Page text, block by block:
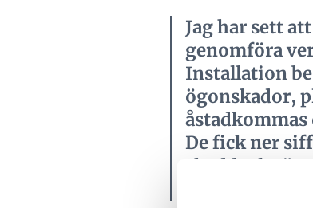
Jag har sett
genomföra
Installation
ögonskador,
De fick ner